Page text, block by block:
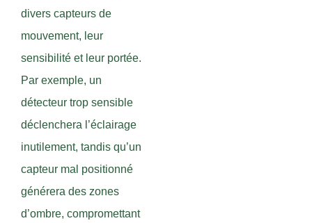
divers capteurs de
mouvement, leur
sensibilité et leur portée.
Par exemple, un
détecteur trop sensible
déclenchera l’éclairage
inutilement, tandis qu’un
capteur mal positionné
générera des zones
d’ombre, compromettant